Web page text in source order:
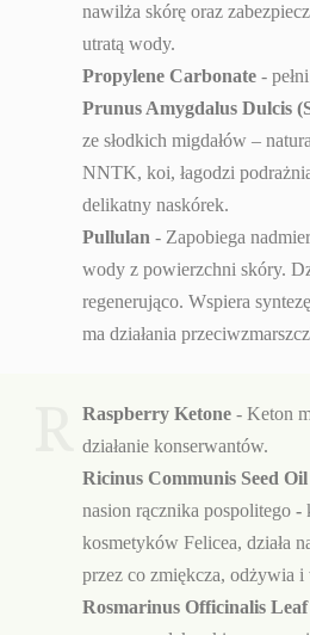
nawilża skórę oraz
utratą wody.
Propylene Carbonate -
Prunus Amygdalus Dulcis
ze słodkich migdałów –
NNTK, koi, łagodzi
delikatny naskórek.
Pullulan - Zapobiega
wody z powierzchni skóry.
regenerująco. Wspiera
ma działania
Raspberry Ketone - Keton
działanie konserwantów.
Ricinus Communis Seed Oil
nasion rącznika pospolitego -
kosmetyków Felicea, działa
przez co zmiękcza, odżywia i
Rosmarinus Officinalis